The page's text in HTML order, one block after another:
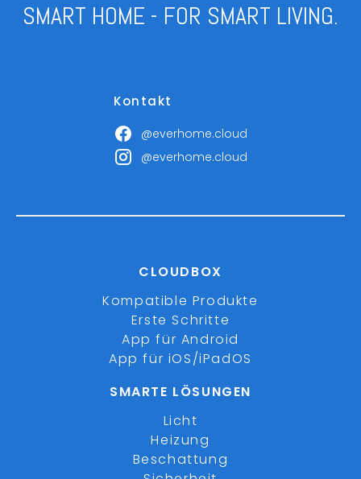
SMART HOME - FOR SMART LIVING.
Kontakt
@everhome.cloud
@everhome.cloud
CLOUDBOX
Kompatible Produkte
Erste Schritte
App für Android
App für iOS/iPadOS
SMARTE LÖSUNGEN
Licht
Heizung
Beschattung